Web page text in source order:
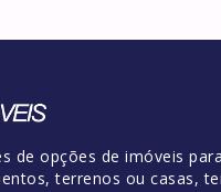
de opções de imóveis
terrenos ou casas,